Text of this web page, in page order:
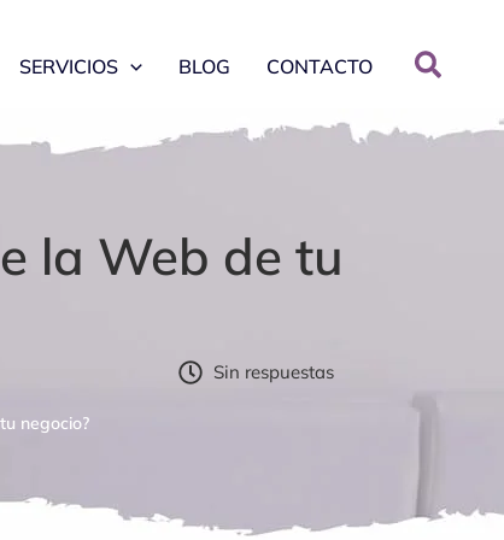
SERVICIOS BLOG CONTACTO
la Web de tu
Sin respuestas
negocio?